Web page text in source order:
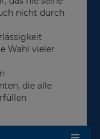
nicht durch
Wahl vieler
die alle